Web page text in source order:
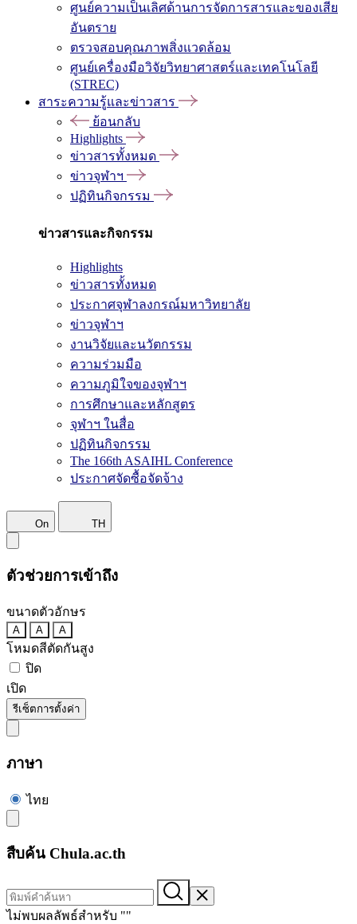
ศูนย์ความเป็นเลิศด้านการจัดการสารและของเสีย
อันตราย
ตรวจสอบคุณภาพสิ่งแวดล้อม
ศูนย์เครื่องมือวิจัยวิทยาศาสตร์และเทคโนโลยี
(STREC)
สาระความรู้และข่าวสาร
ย้อนกลับ
Highlights
ข่าวสารทั้งหมด
ข่าวจุฬาฯ
ปฏิทินกิจกรรม
ข่าวสารและกิจกรรม
Highlights
ข่าวสารทั้งหมด
ประกาศจุฬาลงกรณ์มหาวิทยาลัย
ข่าวจุฬาฯ
งานวิจัยและนวัตกรรม
ความร่วมมือ
ความภูมิใจของจุฬาฯ
การศึกษาและหลักสูตร
จุฬาฯ ในสื่อ
ปฏิทินกิจกรรม
The 166th ASAIHL Conference
ประกาศจัดซื้อจัดจ้าง
On TH
ตัวช่วยการเข้าถึง
ขนาดตัวอักษร
A A A
โหมดสีตัดกันสูง
ปิด
เปิด
รีเซ็ตการตั้งค่า
ภาษา
ไทย
สืบค้น Chula.ac.th
ไม่พบผลลัพธ์สำหรับ ""